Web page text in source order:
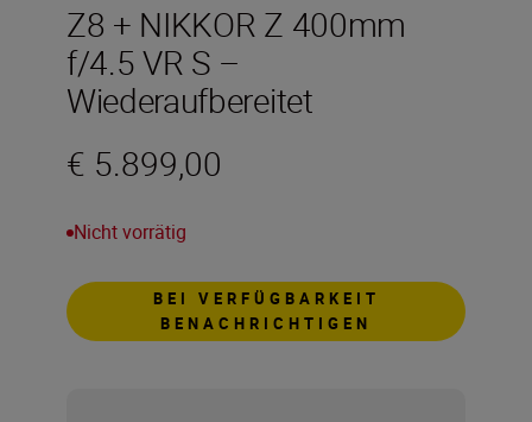
Z8 + NIKKOR Z 400mm
f/4.5 VR S –
Wiederaufbereitet
€ 5.899,00
Nicht vorrätig
BEI VERFÜGBARKEIT
BENACHRICHTIGEN